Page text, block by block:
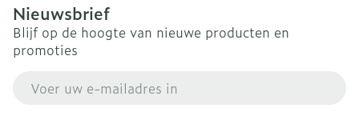
Nieuwsbrief
Blijf op de hoogte van nieuwe producten en
promoties